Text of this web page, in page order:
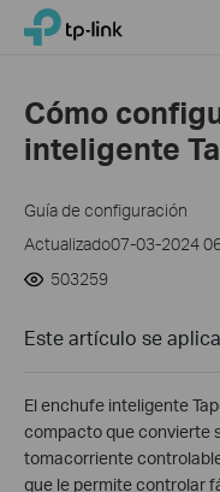
Click
navigation
TP-Link, Reliably Smart
Cómo
inteligente
Guía de configuración
Actualizado07-03-2024
503259
Este artículo se
El enchufe inteligente
compacto que convierte
tomacorriente
que le permite controlar